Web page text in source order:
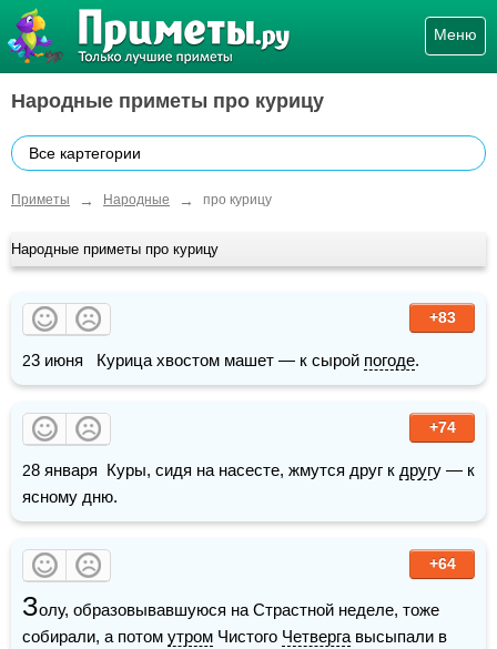
Меню
Народные приметы про курицу
Все картегории
Приметы → Народные → про курицу
Народные приметы про курицу
+83
23 июня   Курица хвостом машет — к сырой погоде.
+74
28 января  Куры, сидя на насесте, жмутся друг к другу — к
ясному дню.
+64
Золу, образовывавшуюся на Страстной неделе, тоже
собирали, а потом утром Чистого Четверга